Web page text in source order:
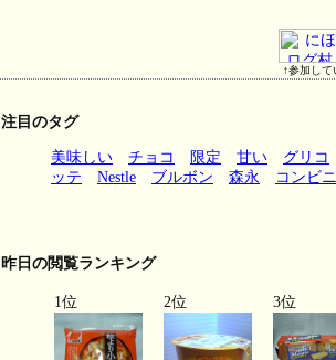
↑参加して
注目のタグ
美味しい チョコ 限定 甘い
グリコ
ッテ
Nestle ブルボン 森永 コンビニ
昨日の閲覧ランキング
1位 2位 3位